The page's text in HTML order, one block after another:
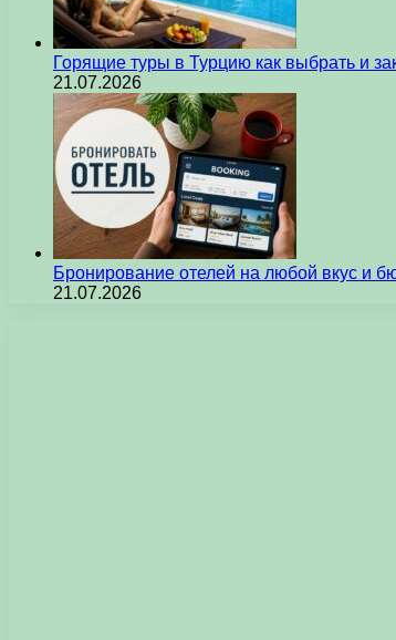
Горящие туры в Турцию как выбрать и
21.07.2026
Бронирование отелей на любой вкус и
21.07.2026